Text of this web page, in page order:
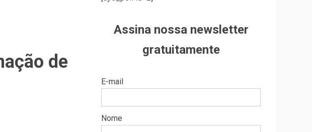
de
Assina nossa newsletter
gratuitamente
E-mail
Nome